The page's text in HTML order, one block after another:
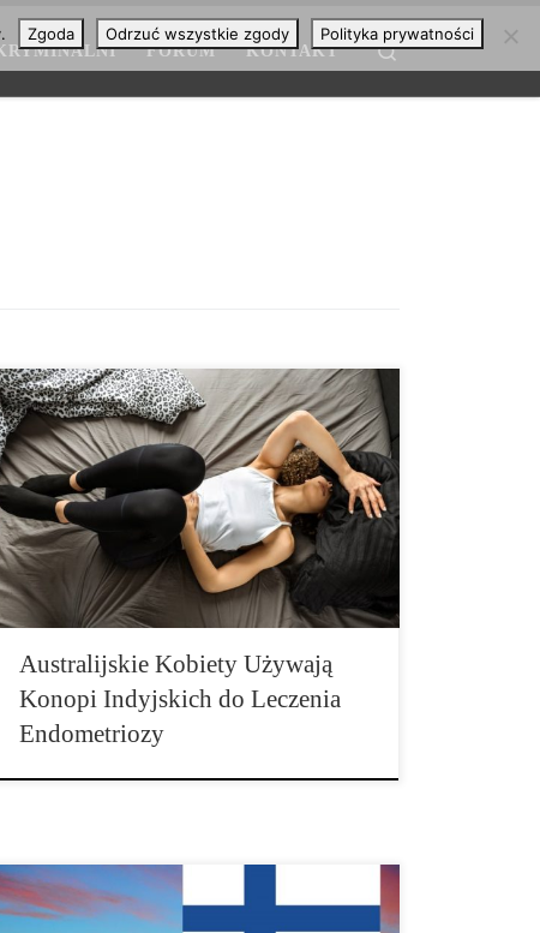
FORUM KONTAKT Search
Nowe badanie opublikowane w Journal of Obstetrics
Gynecology Canada stwierdza, że jedna na osiem
australijskich kobiet z endometriozą używa konopi
indyjskich w celach rekreacyjnych, aby złagodzić ból i
inne objawy swojej choroby. W ramach badania
naukowcy z Instytutu Badań nad Zdrowiem NICM,
Western Sydney University i UNSW Sydney
przeprowadzili wywiady […]
Australijskie Kobiety Używają
Konopi Indyjskich do Leczenia
Endometriozy
Pod koniec października inicjatywa mająca na celu
dekryminalizację marihuany w Finlandii pokonała
Zgoda Odrzuć wszystkie zgody Polityka prywatności